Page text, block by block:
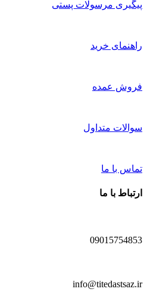
پیگیری مرسولات پستی
راهنمای خرید
فروش عمده
سوالات متداول
تماس با ما
ارتباط با ما
09015754853
info@titedastsaz.ir